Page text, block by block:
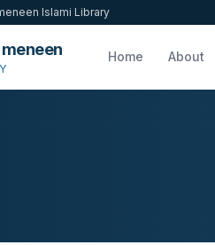
Islami Library
Home About